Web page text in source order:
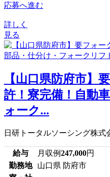
応募へ進む
詳しく
見る
【山口県防府市】
許！寮完備！自動
ォーク...
日研トータルソーシング株式
給与 月収例247,000円
勤務地
山口県 防府市